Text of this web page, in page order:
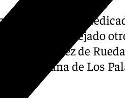
lunes estaba
Soria, y ha dejado
López de
sevillana de Los